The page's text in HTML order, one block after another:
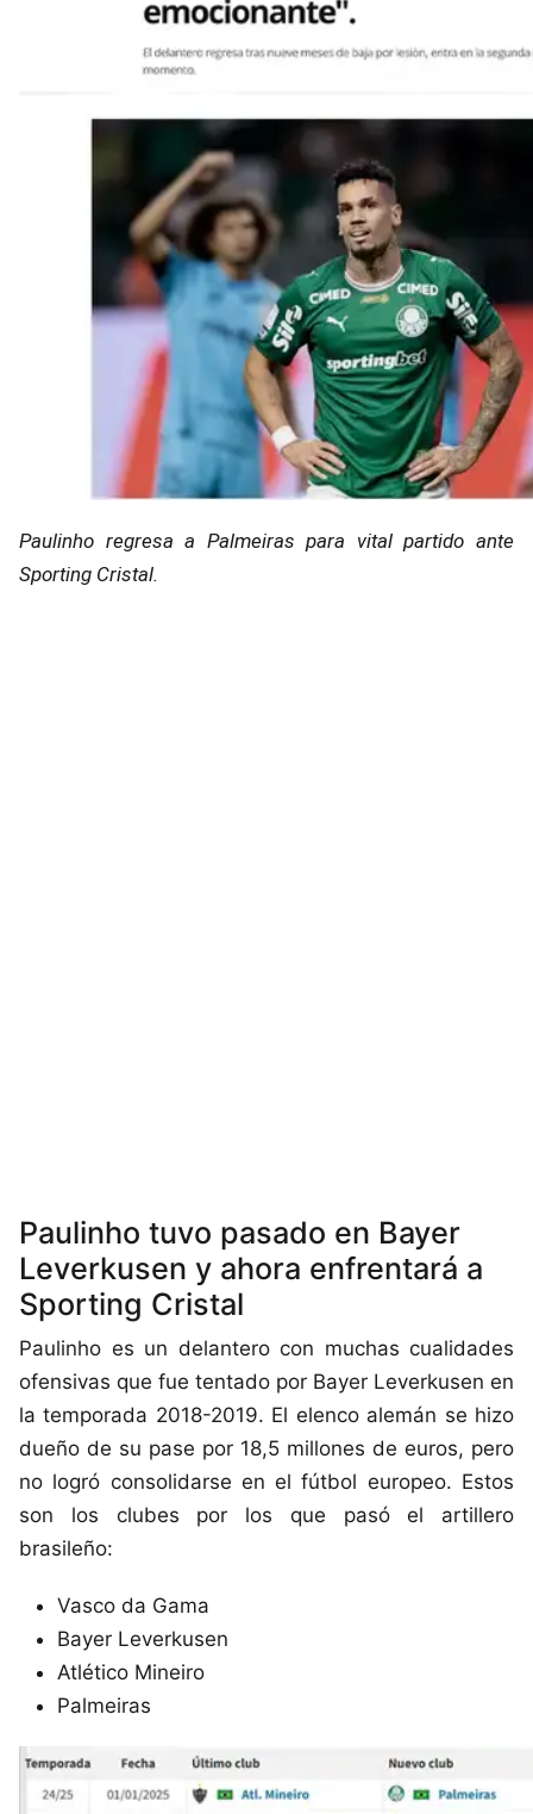
Paulinho regresa a Palmeiras para vital partido ante
Sporting Cristal.
Paulinho tuvo pasado en Bayer
Leverkusen y ahora enfrentará a
Sporting Cristal
Paulinho es un delantero con muchas cualidades
ofensivas que fue tentado por Bayer Leverkusen en
la temporada 2018-2019. El elenco alemán se hizo
dueño de su pase por 18,5 millones de euros, pero
no logró consolidarse en el fútbol europeo. Estos
son los clubes por los que pasó el artillero
brasileño:
Vasco da Gama
Bayer Leverkusen
Atlético Mineiro
Palmeiras